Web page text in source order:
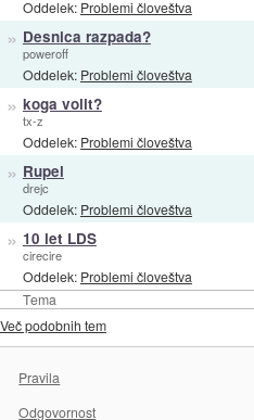
Tema
Oddelek: Problemi človeštva
» Desnica razpada?
poweroff
Oddelek: Problemi človeštva
» koga volit?
tx-z
Oddelek: Problemi človeštva
» Rupel
drejc
Oddelek: Problemi človeštva
» 10 let LDS
cirecire
Oddelek: Problemi človeštva
Več podobnih tem
Pravila
Odgovornost